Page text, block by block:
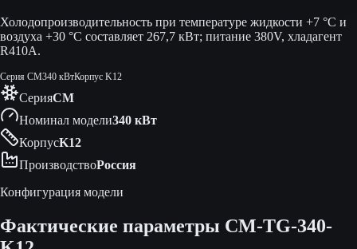
Холодопроизводительность при температуре жидкости +7 °C и
воздуха +30 °C составляет 267,7 кВт; питание 380V, хладагент
R410A.
Серия CM340 кВтКорпус K12
СерияCM
Номинал модели340 кВт
КорпусK12
ПроизводствоРоссия
Конфигурация модели
Фактические параметры CM-TG-340-